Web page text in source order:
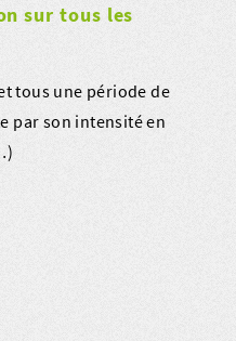
sur tous les
tous une période de
par son intensité en